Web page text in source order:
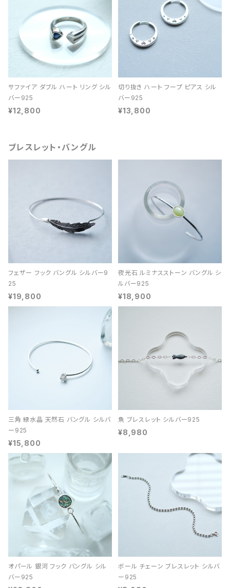
サファイア ダブル ハート リング シル
バー925
¥12,800
切り抜き ハート フープ ピアス シル
バー925
¥13,800
ブレスレット・バングル
フェザー フック バングル シルバー9
25
¥19,800
夜光石 ルミナスストーン バングル シ
ルバー925
¥18,900
三角 緑水晶 天然石 バングル シルバ
ー925
¥15,800
魚 ブレスレット シルバー925
¥8,980
オパール 銀河 フック バングル シル
バー925
ボール チェーン ブレスレット シルバ
ー925